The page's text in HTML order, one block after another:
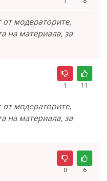
модераторите,
на материала, за
1 11
модераторите,
на материала, за
0 6